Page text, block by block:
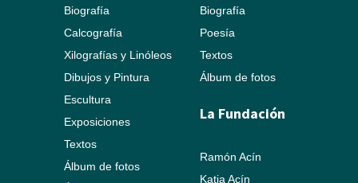
Biografía
Calcografía
Xilografías y Linóleos
Dibujos y Pintura
Escultura
Exposiciones
Textos
Álbum de fotos
Biografía
Poesía
Textos
Álbum de fotos
La Fundación
Ramón Acín
Katia Acín